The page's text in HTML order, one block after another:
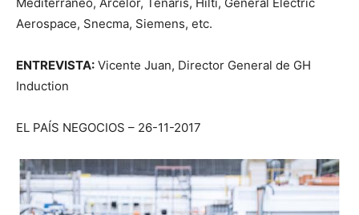
Aerospace, Snecma, Siemens, etc.
ENTREVISTA: Vicente Juan, Director General de GH
Induction
EL PAÍS NEGOCIOS – 26-11-2017